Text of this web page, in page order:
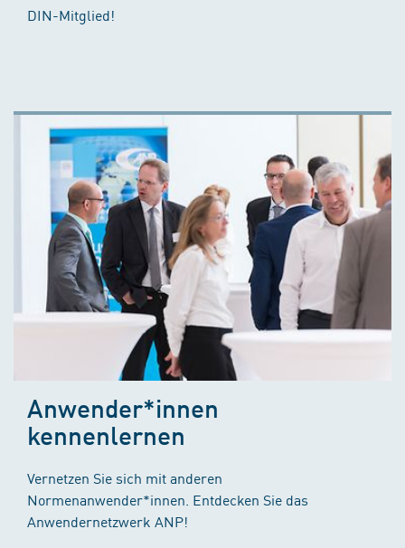
DIN-Mitglied!
Anwender*innen
kennenlernen
Vernetzen Sie sich mit anderen
Normenanwender*innen. Entdecken Sie das
Anwendernetzwerk ANP!